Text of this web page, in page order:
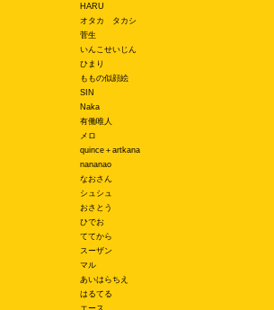
HARU
オタカ タカシ
菅生
いんこせいじん
ひまり
ももの似顔絵
SIN
Naka
有働唯人
メロ
quince＋artkana
nananao
なおさん
シュシュ
おさとう
ひでお
ててから
スーザン
マル
あいはらちえ
はるてる
エース